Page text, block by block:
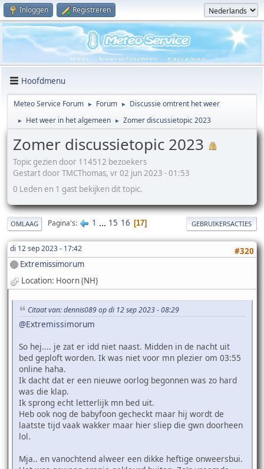
Inloggen Registreren
Hoofdmenu
Meteo Service Forum ► Forum ► Discussie omtrent het weer
► Het weer in het algemeen ► Zomer discussietopic 2023
Zomer discussietopic 2023
Topic gezien door 114512 bezoekers
Gestart door TMCThomas, vr 02 jun 2023 - 01:53
0 Leden en 1 gast bekijken dit topic.
OMLAAG Pagina's 1 ... 15 16 17 GEBRUIKERSACTIES
di 12 sep 2023 - 17:42
#320
Extremissimorum
Location: Hoorn (NH)
Citaat van: dennis089 op di 12 sep 2023 - 08:29
@Extremissimorum
So hej.... je zat er idd niet naast. Midden in de nacht uit
bed geploft worden. Ik was niet voor mn plezier om 03:55
online haha.
Ik dacht dat er een nieuwe oorlog begonnen was zo hard
was die klap.
Ik sprong echt letterlijk mn bed uit.
Heb ook nog de babyfoon gecheckt maar hij wordt de
laatste tijd vaak wakker maar hier sliep die gwn doorheen
lol.
Mja.. en vanochtend alweer een dikke heftige onweersbui.